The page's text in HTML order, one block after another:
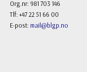
Org.nr: 981 703 146
Tlf: +47 22 51 66 00
E-post: mail@blgp.no